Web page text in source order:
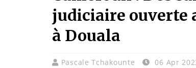
judiciaire ouverte
à Douala
Pascale Tchakounte 06 Apr